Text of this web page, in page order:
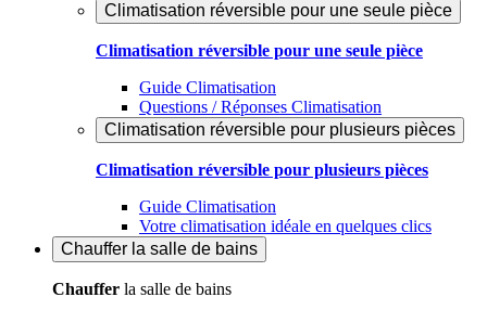
Climatisation réversible pour une seule pièce
Climatisation réversible pour une seule pièce
Guide Climatisation
Questions / Réponses Climatisation
Climatisation réversible pour plusieurs pièces
Climatisation réversible pour plusieurs pièces
Guide Climatisation
Votre climatisation idéale en quelques clics
Chauffer la salle de bains
Chauffer la salle de bains